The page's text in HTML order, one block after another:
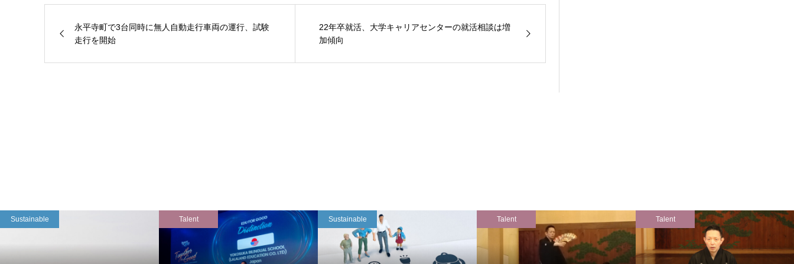
永平寺町で3台同時に無人自動走行車両の運行、試験
走行を開始
22年卒就活、大学キャリアセンターの就活相談は増
加傾向
Sustainable Talent Sustainable Talent Talent